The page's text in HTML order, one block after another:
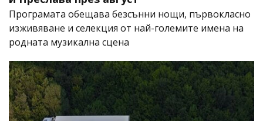
Програмата обещава безсънни нощи, първокласно
изживяване и селекция от най-големите имена на
родната музикална сцена